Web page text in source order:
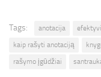
Tags: anotacija
kaip rašyti anotaciją
rašymo įgūdžiai